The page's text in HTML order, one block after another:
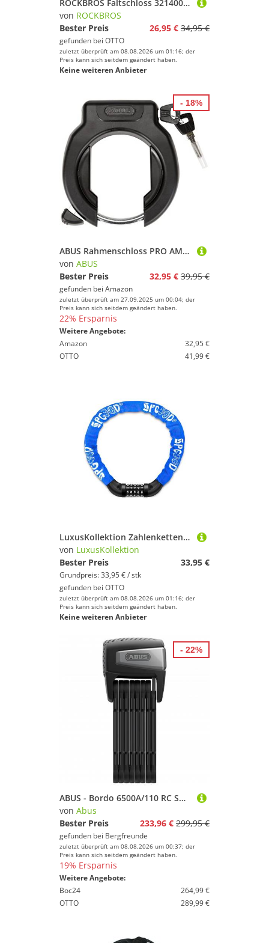
ROCKBROS Faltschloss 32140003001 (Set, Schloss mit Halterung und Schlüsseln), Faltbares Segmentdesign für kompakten Transport am Fahrrad
von ROCKBROS
Bester Preis
26,95 € 34,95 €
gefunden bei OTTO
zuletzt überprüft am 08.08.2026 um 01:16; der
Preis kann sich seitdem geändert haben.
Keine weiteren Anbieter
ABUS Rahmenschloss PRO AMPARO 4750SL R - Fahrradschloss zur Befestigung am Rahmen des Fahrrads - 8,5 mm - ABUS Sicherheitslevel 9 - Schwarz
von ABUS
Bester Preis
32,95 € 39,95 €
gefunden bei Amazon
zuletzt überprüft am 27.09.2025 um 00:04; der
Preis kann sich seitdem geändert haben.
22% Ersparnis
Weitere Angebote:
Amazon
32,95 €
OTTO
41,99 €
- 18%
LuxusKollektion Zahlenkettenschloss Fahrradschloss mit hoher Sicherheitsstufe, gehärtete
von LuxusKollektion
Bester Preis
33,95 €
Grundpreis: 33,95 € / stk
gefunden bei OTTO
zuletzt überprüft am 08.08.2026 um 01:16; der
Preis kann sich seitdem geändert haben.
Keine weiteren Anbieter
ABUS - Bordo 6500A/110 RC Smart X - Fahrradschloss Gr Umfang 110 cm schwarz/grau
von Abus
Bester Preis
233,96 € 299,95 €
gefunden bei Bergfreunde
zuletzt überprüft am 08.08.2026 um 00:37; der
Preis kann sich seitdem geändert haben.
19% Ersparnis
Weitere Angebote:
Boc24
264,99 €
OTTO
289,99 €
- 22%